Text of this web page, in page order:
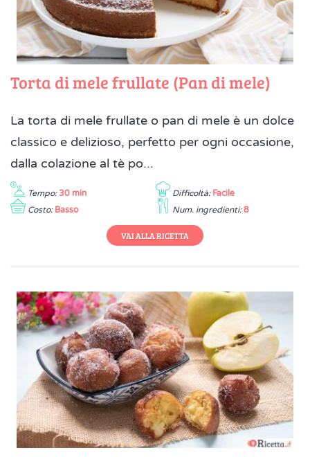
Torta di mele frullate (Pan di mele)
La torta di mele frullate o pan di mele è un dolce
classico e delizioso, perfetto per ogni occasione,
dalla colazione al tè po...
Tempo: 30 min Difficoltà: Facile
Costo: Basso Num. ingredienti: 8
VAI ALLA RICETTA